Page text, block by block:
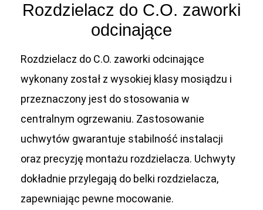
Rozdzielacz do C.O. zaworki
odcinające
Rozdzielacz do C.O. zaworki odcinające
wykonany został z wysokiej klasy mosiądzu i
przeznaczony jest do stosowania w
centralnym ogrzewaniu. Zastosowanie
uchwytów gwarantuje stabilność instalacji
oraz precyzję montażu rozdzielacza. Uchwyty
dokładnie przylegają do belki rozdzielacza,
zapewniając pewne mocowanie.